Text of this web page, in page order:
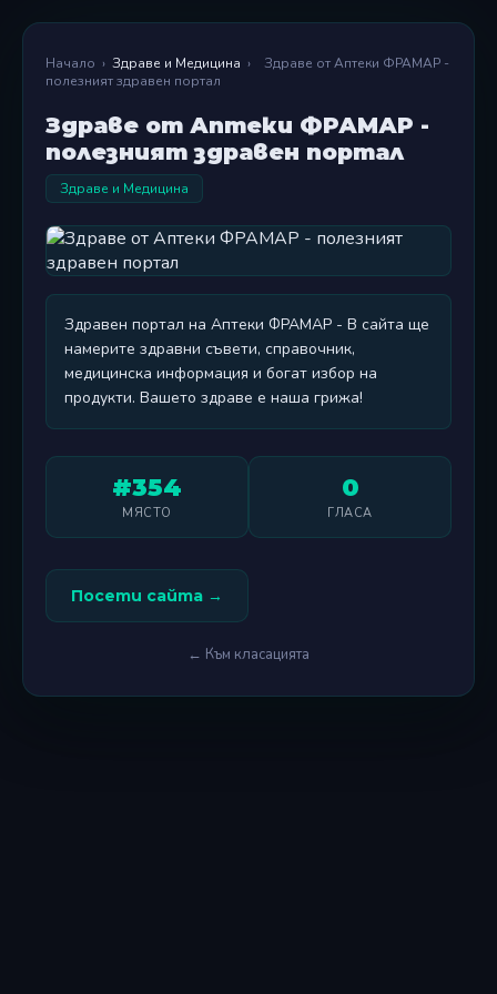
Начало › Здраве и Медицина ›
Здраве от Аптеки ФРАМАР -
полезният здравен портал
Здраве от Аптеки ФРАМАР -
полезният здравен портал
Здраве и Медицина
Здравен портал на Аптеки ФРАМАР - В сайта ще
намерите здравни съвети, справочник,
медицинска информация и богат избор на
продукти. Вашето здраве е наша грижа!
#354
МЯСТО
0
ГЛАСА
Посети сайта →
← Към класацията